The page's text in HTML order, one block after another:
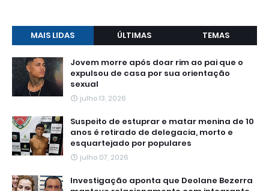
MAIS LIDAS ÚLTIMAS TEMAS
Jovem morre após doar rim ao pai que o
expulsou de casa por sua orientação
sexual
julho 13, 2026
Suspeito de estuprar e matar menina de 10
anos é retirado de delegacia, morto e
esquartejado por populares
julho 07, 2026
Investigação aponta que Deolane Bezerra